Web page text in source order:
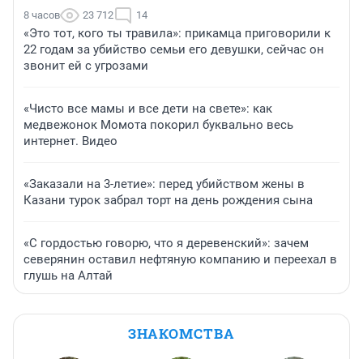
8 часов 23 712 14
«Это тот, кого ты травила»: прикамца приговорили к
22 годам за убийство семьи его девушки, сейчас он
звонит ей с угрозами
«Чисто все мамы и все дети на свете»: как
медвежонок Момота покорил буквально весь
интернет. Видео
«Заказали на 3-летие»: перед убийством жены в
Казани турок забрал торт на день рождения сына
«С гордостью говорю, что я деревенский»: зачем
северянин оставил нефтяную компанию и переехал в
глушь на Алтай
ЗНАКОМСТВА